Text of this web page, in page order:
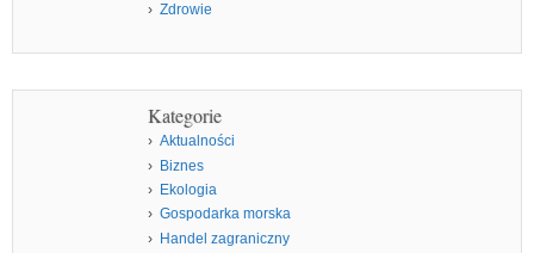
Zdrowie
Kategorie
Aktualności
Biznes
Ekologia
Gospodarka morska
Handel zagraniczny